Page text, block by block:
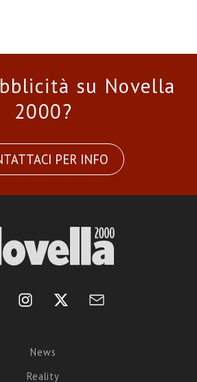
su Novella
2000?
PER INFO
News
Reality